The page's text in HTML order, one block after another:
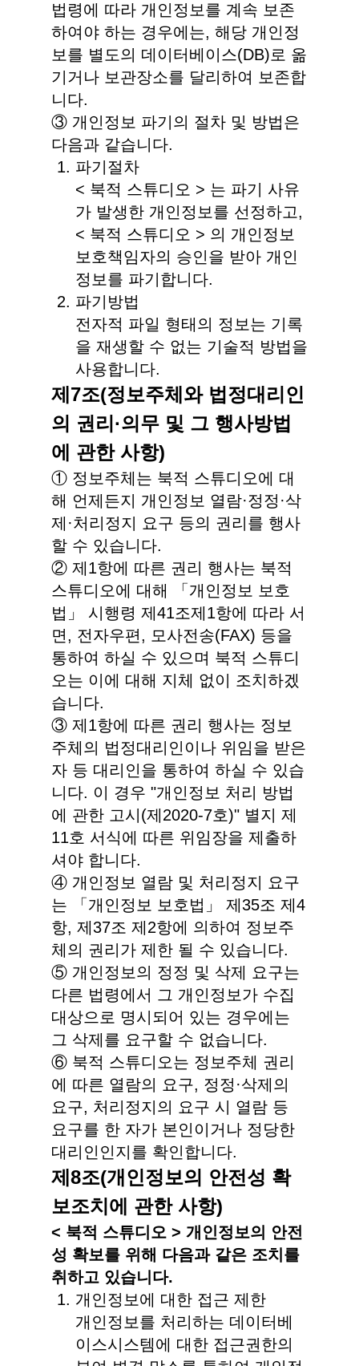
법령에 따라 개인정보를 계속 보존
하여야 하는 경우에는, 해당 개인정
보를 별도의 데이터베이스(DB)로 옮
기거나 보관장소를 달리하여 보존합
니다.
③ 개인정보 파기의 절차 및 방법은
다음과 같습니다.
파기절차
< 북적 스튜디오 > 는 파기 사유
가 발생한 개인정보를 선정하고,
< 북적 스튜디오 > 의 개인정보
보호책임자의 승인을 받아 개인
정보를 파기합니다.
파기방법
전자적 파일 형태의 정보는 기록
을 재생할 수 없는 기술적 방법을
사용합니다.
제7조(정보주체와 법정대리인
의 권리·의무 및 그 행사방법
에 관한 사항)
① 정보주체는 북적 스튜디오에 대
해 언제든지 개인정보 열람·정정·삭
제·처리정지 요구 등의 권리를 행사
할 수 있습니다.
② 제1항에 따른 권리 행사는 북적
스튜디오에 대해 「개인정보 보호
법」 시행령 제41조제1항에 따라 서
면, 전자우편, 모사전송(FAX) 등을
통하여 하실 수 있으며 북적 스튜디
오는 이에 대해 지체 없이 조치하겠
습니다.
③ 제1항에 따른 권리 행사는 정보
주체의 법정대리인이나 위임을 받은
자 등 대리인을 통하여 하실 수 있습
니다. 이 경우 "개인정보 처리 방법
에 관한 고시(제2020-7호)" 별지 제
11호 서식에 따른 위임장을 제출하
셔야 합니다.
④ 개인정보 열람 및 처리정지 요구
는 「개인정보 보호법」 제35조 제4
항, 제37조 제2항에 의하여 정보주
체의 권리가 제한 될 수 있습니다.
⑤ 개인정보의 정정 및 삭제 요구는
다른 법령에서 그 개인정보가 수집
대상으로 명시되어 있는 경우에는
그 삭제를 요구할 수 없습니다.
⑥ 북적 스튜디오는 정보주체 권리
에 따른 열람의 요구, 정정·삭제의
요구, 처리정지의 요구 시 열람 등
요구를 한 자가 본인이거나 정당한
대리인인지를 확인합니다.
제8조(개인정보의 안전성 확
보조치에 관한 사항)
< 북적 스튜디오 > 개인정보의 안전
성 확보를 위해 다음과 같은 조치를
취하고 있습니다.
개인정보에 대한 접근 제한
개인정보를 처리하는 데이터베
이스시스템에 대한 접근권한의